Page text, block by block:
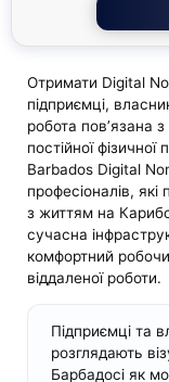
Отримати Digital
підприємці,
робота пов’язана
постійної
Barbados Digital
професіоналів,
з життям на
сучасна
комфортний
віддаленої роботи.
Підприємці та
розглядають
Барбадосі як